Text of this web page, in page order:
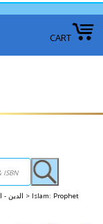
CART
Arabic: Religion - Spirituality - Islam الدين - الروحانية - الإسلام > Islam: Prophet